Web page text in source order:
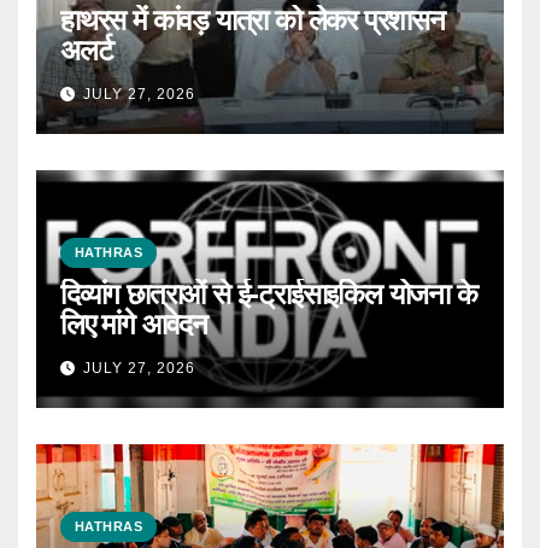
हाथरस में कांवड़ यात्रा को लेकर प्रशासन
अलर्ट
JULY 27, 2026
HATHRAS
दिव्यांग छात्राओं से ई-ट्राईसाइकिल योजना के
लिए मांगे आवेदन
JULY 27, 2026
HATHRAS